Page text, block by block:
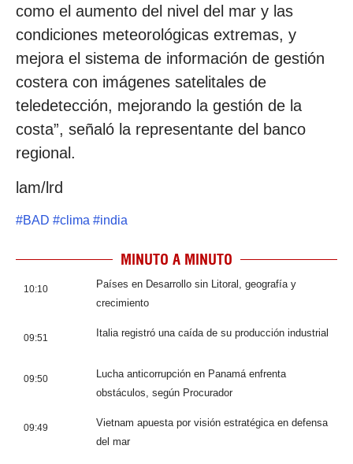
como el aumento del nivel del mar y las
condiciones meteorológicas extremas, y
mejora el sistema de información de gestión
costera con imágenes satelitales de
teledetección, mejorando la gestión de la
costa”, señaló la representante del banco
regional.
lam/lrd
#BAD #clima #india
MINUTO A MINUTO
10:10
Países en Desarrollo sin Litoral, geografía y
crecimiento
09:51 Italia registró una caída de su producción industrial
09:50
Lucha anticorrupción en Panamá enfrenta
obstáculos, según Procurador
09:49
Vietnam apuesta por visión estratégica en defensa
del mar